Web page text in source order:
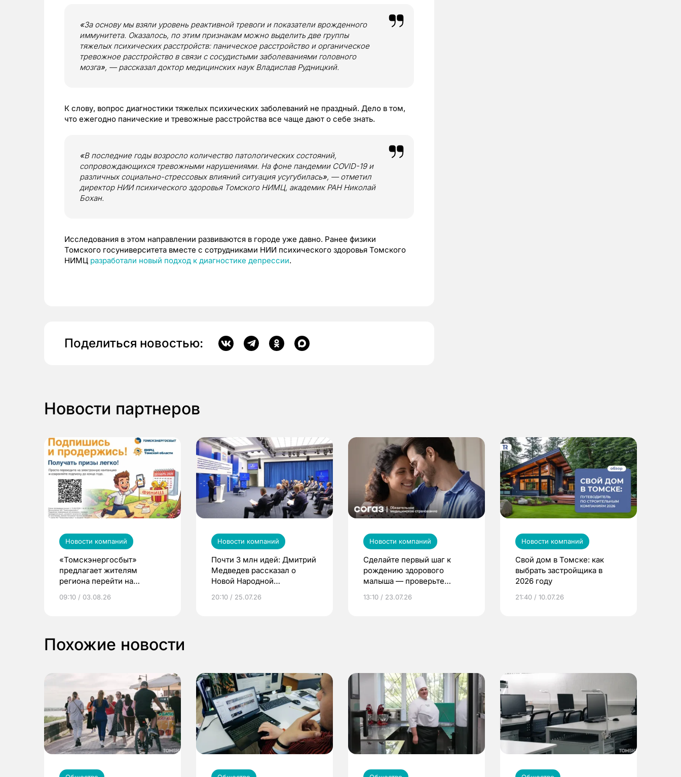
«За основу мы взяли уровень реактивной тревоги и показатели врожденного
иммунитета. Оказалось, по этим признакам можно выделить две группы
тяжелых психических расстройств: паническое расстройство и органическое
тревожное расстройство в связи с сосудистыми заболеваниями головного
мозга», — рассказал доктор медицинских наук Владислав Рудницкий.
К слову, вопрос диагностики тяжелых психических заболеваний не праздный. Дело в том,
что ежегодно панические и тревожные расстройства все чаще дают о себе знать.
«В последние годы возросло количество патологических состояний,
сопровождающихся тревожными нарушениями. На фоне пандемии COVID-19 и
различных социально-стрессовых влияний ситуация усугубилась», — отметил
директор НИИ психического здоровья Томского НИМЦ, академик РАН Николай
Бохан.
Исследования в этом направлении развиваются в городе уже давно. Ранее физики
Томского госуниверситета вместе с сотрудниками НИИ психического здоровья Томского
НИМЦ разработали новый подход к диагностике депрессии.
Поделиться новостью:
Новости партнеров
Новости компаний
«Томскэнергосбыт»
предлагает жителям
региона перейти на
выиграть призы
09:10 / 03.08.26
Новости компаний
Почти 3 млн идей: Дмитрий
Медведев рассказал о
Новой Народной
20:10 / 25.07.26
Новости компаний
Сделайте первый шаг к
рождению здорового
малыша — проверьте
по ОМС!
13:10 / 23.07.26
Новости компаний
Свой дом в Томске: как
выбрать застройщика в
2026 году
21:40 / 10.07.26
Похожие новости